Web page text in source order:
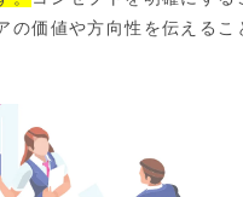
の価値や方向性を伝えるこ